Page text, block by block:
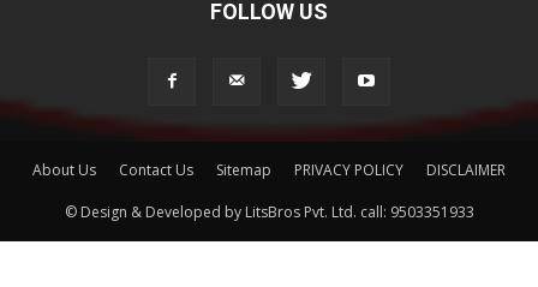
FOLLOW US
About Us Contact Us Sitemap PRIVACY POLICY DISCLAIMER
© Design & Developed by LitsBros Pvt. Ltd. call: 9503351933